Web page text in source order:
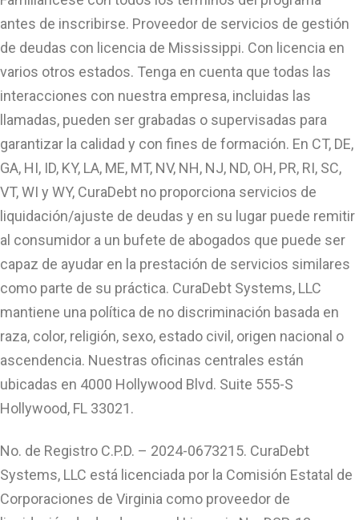
antes de inscribirse. Proveedor de servicios de gestión
de deudas con licencia de Mississippi. Con licencia en
varios otros estados. Tenga en cuenta que todas las
interacciones con nuestra empresa, incluidas las
llamadas, pueden ser grabadas o supervisadas para
garantizar la calidad y con fines de formación. En CT, DE,
GA, HI, ID, KY, LA, ME, MT, NV, NH, NJ, ND, OH, PR, RI, SC,
VT, WI y WY, CuraDebt no proporciona servicios de
liquidación/ajuste de deudas y en su lugar puede remitir
al consumidor a un bufete de abogados que puede ser
capaz de ayudar en la prestación de servicios similares
como parte de su práctica. CuraDebt Systems, LLC
mantiene una política de no discriminación basada en
raza, color, religión, sexo, estado civil, origen nacional o
ascendencia. Nuestras oficinas centrales están
ubicadas en 4000 Hollywood Blvd. Suite 555-S
Hollywood, FL 33021.
No. de Registro C.P.D. – 2024-0673215. CuraDebt
Systems, LLC está licenciada por la Comisión Estatal de
Corporaciones de Virginia como proveedor de